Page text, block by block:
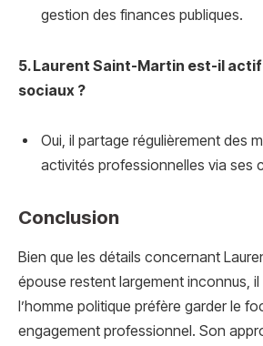
gestion des finances publiques.
5. Laurent Saint-Martin est-il
sociaux ?
Oui, il partage régulièrement des
activités professionnelles via ses
Conclusion
Bien que les détails concernant
épouse restent largement inconnus, il
l’homme politique préfère garder le
engagement professionnel. Son